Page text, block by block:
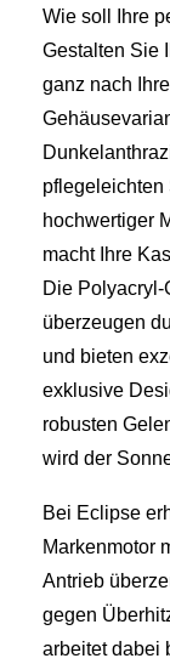
Wie soll Ihre
Gestalten Sie
ganz nach
pflegeleichten
hochwertiger
macht Ihre
Die Polyacryl-
überzeugen
und bieten
exklusive
robusten
wird der
Bei Eclipse
Markenmotor
Antrieb
gegen
arbeitet dabei